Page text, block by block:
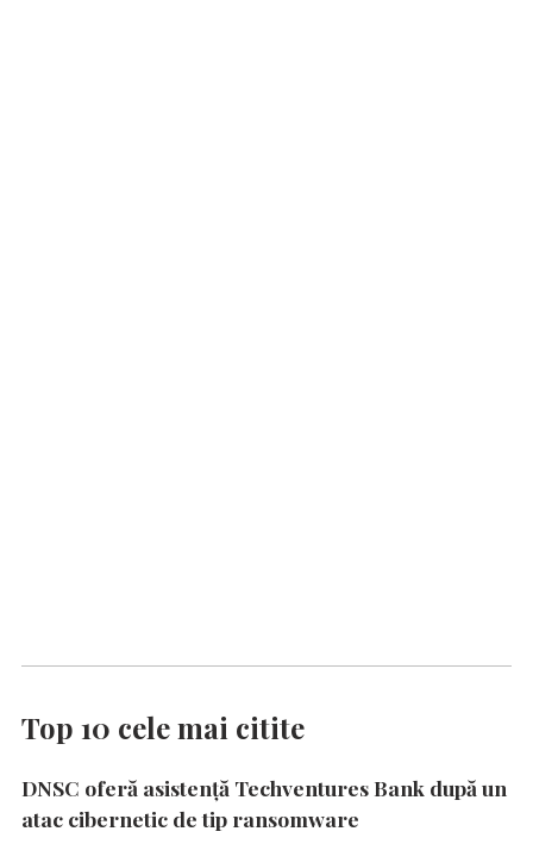
Top 10 cele mai citite
DNSC oferă asistență Techventures Bank după un
atac cibernetic de tip ransomware